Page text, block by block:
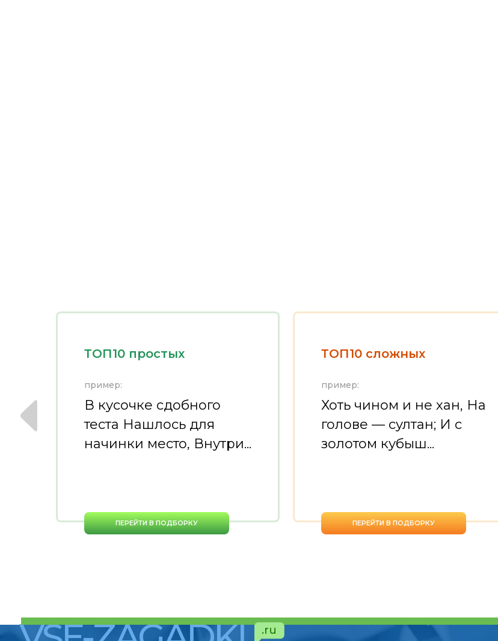
ТОП10 простых
пример:
В кусочке сдобного
теста Нашлось для
начинки место, Внутри...
ПЕРЕЙТИ В ПОДБОРКУ
ТОП10 сложных
пример:
Хоть чином и не хан, На
голове — султан; И с
золотом кубыш...
ПЕРЕЙТИ В ПОДБОРКУ
.ru